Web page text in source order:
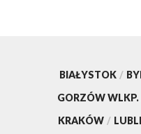
BIAŁYSTOK /
GORZÓW WLKP.
KRAKÓW /